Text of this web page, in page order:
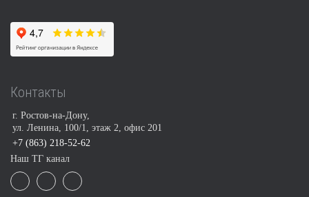
Контакты
г. Ростов-на-Дону,
ул. Ленина, 100/1, этаж 2, офис 201
+7 (863) 218-52-62
Наш ТГ канал